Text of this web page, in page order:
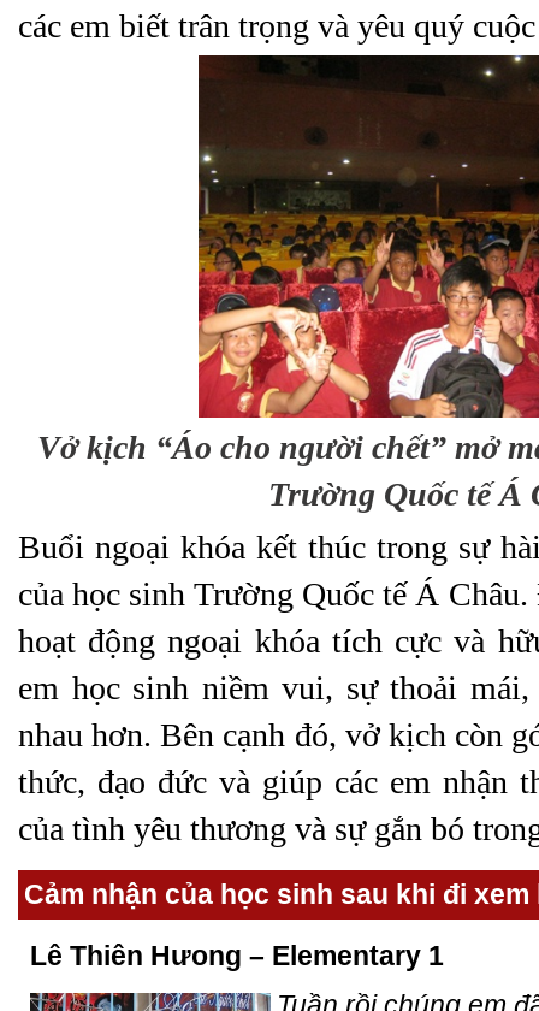
các em biết trân trọng và yêu quý
Vở kịch “Áo cho người chết” mở
Trường Quốc tế Á
Buổi ngoại khóa kết thúc trong sự
của học sinh Trường Quốc tế Á
hoạt động ngoại khóa tích cực và
em học sinh niềm vui, sự thoải
nhau hơn. Bên cạnh đó, vở kịch còn
thức, đạo đức và giúp các em nhận
của tình yêu thương và sự gắn bó
Cảm nhận của học sinh sau khi đi
Lê Thiên Hưong – Elementary 1
Tuần rồi chúng em